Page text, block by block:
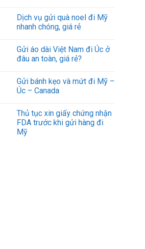
Dịch vụ gửi quà noel đi Mỹ
nhanh chóng, giá rẻ
Gửi áo dài Việt Nam đi Úc ở
đâu an toàn, giá rẻ?
Gửi bánh kẹo và mứt đi Mỹ –
Úc – Canada
Thủ tục xin giấy chứng nhận
FDA trước khi gửi hàng đi
Mỹ